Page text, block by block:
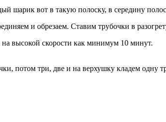
шарик вот в такую полоску, в середину
и обрезаем. Ставим трубочки в
высокой скорости как минимум 10 минут.
потом три, две и на верхушку кладем